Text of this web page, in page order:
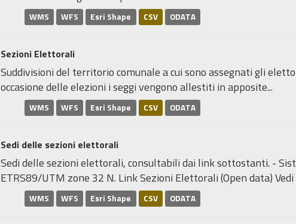
WMS WFS Esri Shape CSV ODATA
Sezioni Elettorali
Suddivisioni del territorio comunale a cui sono assegnati gli
occasione delle elezioni i seggi vengono allestiti in apposite...
WMS WFS Esri Shape CSV ODATA
Sedi delle sezioni elettorali
Sedi delle sezioni elettorali, consultabili dai link sottostanti. -
ETRS89/UTM zone 32 N. Link Sezioni Elettorali (Open data) Vedi
WMS WFS Esri Shape CSV ODATA